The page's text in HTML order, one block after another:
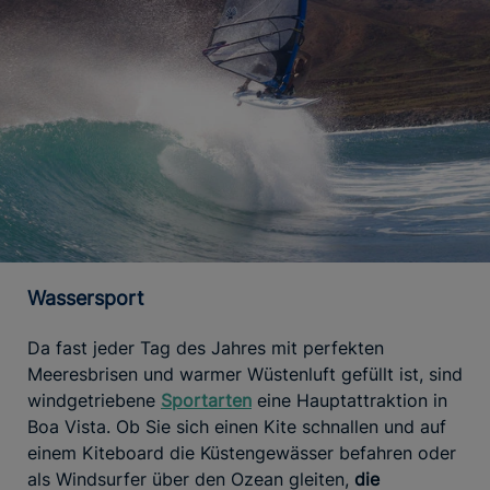
Wassersport
Da fast jeder Tag des Jahres mit perfekten
Meeresbrisen und warmer Wüstenluft gefüllt ist, sind
windgetriebene Sportarten eine Hauptattraktion in
Boa Vista. Ob Sie sich einen Kite schnallen und auf
einem Kiteboard die Küstengewässer befahren oder
als Windsurfer über den Ozean gleiten, die